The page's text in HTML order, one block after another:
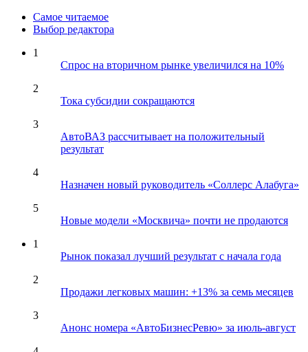
Самое читаемое
Выбор редактора
1
Спрос на вторичном рынке увеличился на 10%
2
Тока субсидии сокращаются
3
АвтоВАЗ рассчитывает на положительный
результат
4
Назначен новый руководитель «Соллерс Алабуга»
5
Новые модели «Москвича» почти не продаются
1
Рынок показал лучший результат с начала года
2
Продажи легковых машин: +13% за семь месяцев
3
Анонс номера «АвтоБизнесРевю» за июль-август